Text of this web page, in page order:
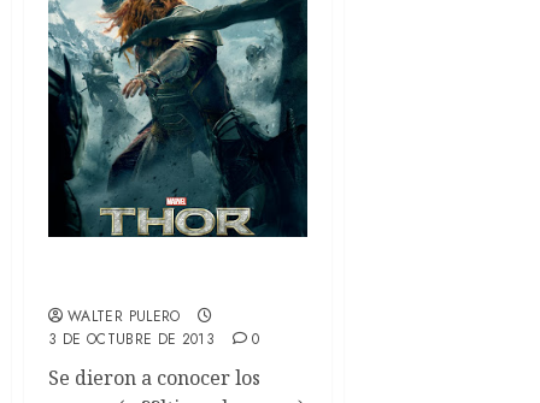
WALTER PULERO
3 DE OCTUBRE DE 2013
0
Se dieron a conocer los